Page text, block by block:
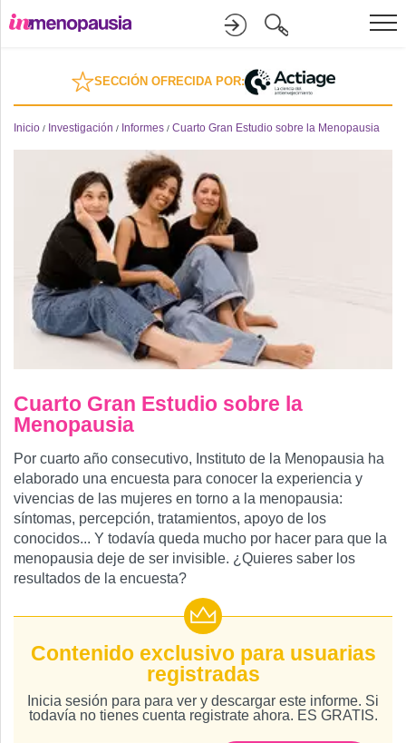
Formación
Online
Divulgación
Recursos
Investigación
SECCIÓN OFRECIDA POR:
Inicio / Investigación / Informes / Cuarto Gran Estudio sobre la Menopausia
Cuarto Gran Estudio sobre la
Menopausia
Por cuarto año consecutivo, Instituto de la Menopausia ha
elaborado una encuesta para conocer la experiencia y
vivencias de las mujeres en torno a la menopausia:
síntomas, percepción, tratamientos, apoyo de los
conocidos... Y todavía queda mucho por hacer para que la
menopausia deje de ser invisible. ¿Quieres saber los
resultados de la encuesta?
Contenido exclusivo para usuarias
registradas
Inicia sesión para para ver y descargar este informe. Si
todavía no tienes cuenta registrate ahora. ES GRATIS.